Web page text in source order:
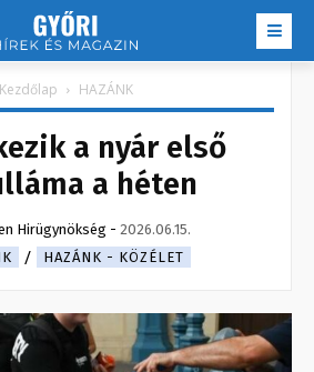
Kezdőlap HAZÁNK
a nyár első
a héten
Hirügynökség - 2026.06.15.
HAZÁNK - KÖZÉLET